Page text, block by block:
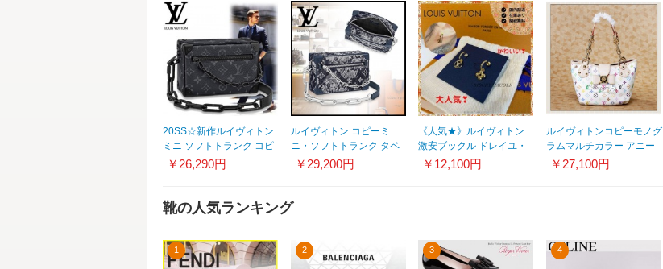
20SS☆新作ルイヴィトン
ミニ ソフトトランク コピ
ー モノグラム M44735
￥26,290円
ルイヴィトン コピーミ
ニ・ソフトトランク タペ
ストリー チェーン
￥29,200円
《人気★》ルイヴィトン
激安ブックル ドレイユ・
ブルーミングM64859
￥12,100円
ルイヴィトンコピーモノグ
ラムマルチカラー アニー
MM ブロン M40307
￥27,100円
靴の人気ランキング
1 2 3 4